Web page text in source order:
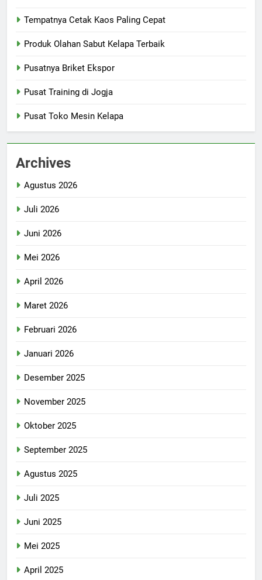
Tempatnya Cetak Kaos Paling Cepat
Produk Olahan Sabut Kelapa Terbaik
Pusatnya Briket Ekspor
Pusat Training di Jogja
Pusat Toko Mesin Kelapa
Archives
Agustus 2026
Juli 2026
Juni 2026
Mei 2026
April 2026
Maret 2026
Februari 2026
Januari 2026
Desember 2025
November 2025
Oktober 2025
September 2025
Agustus 2025
Juli 2025
Juni 2025
Mei 2025
April 2025